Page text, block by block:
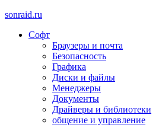
sonraid.ru
Скачивай программы, мини игры
Софт
Браузеры и почта
Безопасность
Графика
Диски и файлы
Менеджеры
Документы
Драйверы и библиотеки
общение и управление